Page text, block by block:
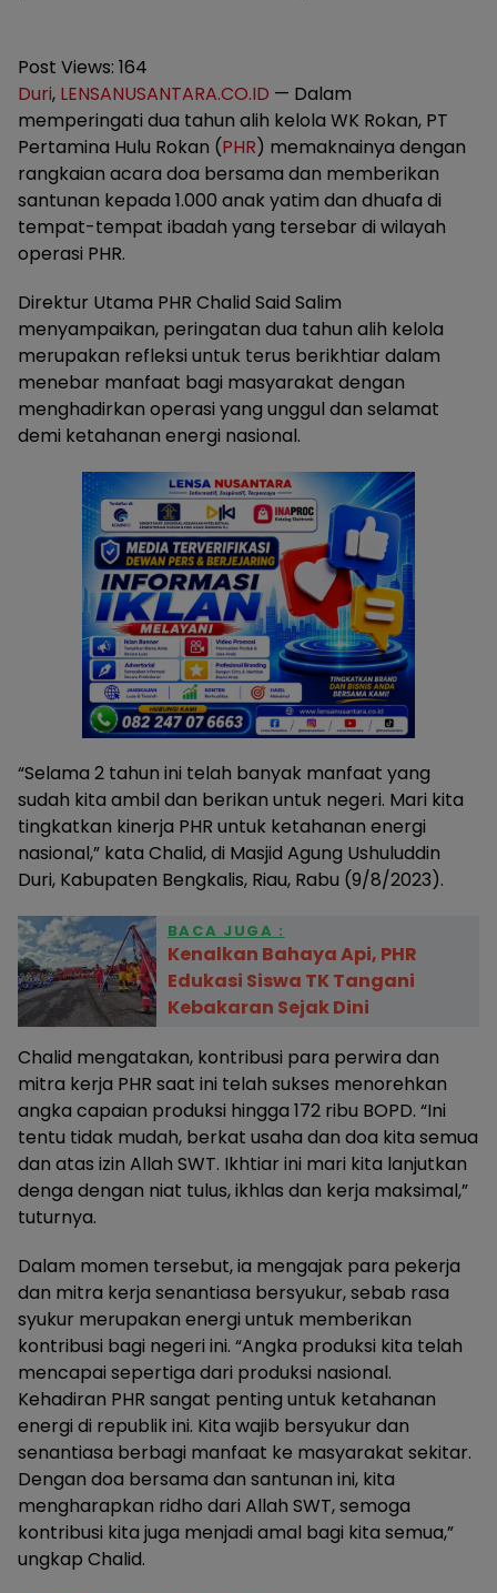
Post Views: 164
Duri, LENSANUSANTARA.CO.ID — Dalam
memperingati dua tahun alih kelola WK Rokan, PT
Pertamina Hulu Rokan (PHR) memaknainya dengan
rangkaian acara doa bersama dan memberikan
santunan kepada 1.000 anak yatim dan dhuafa di
tempat-tempat ibadah yang tersebar di wilayah
operasi PHR.
Direktur Utama PHR Chalid Said Salim
menyampaikan, peringatan dua tahun alih kelola
merupakan refleksi untuk terus berikhtiar dalam
menebar manfaat bagi masyarakat dengan
menghadirkan operasi yang unggul dan selamat
demi ketahanan energi nasional.
“Selama 2 tahun ini telah banyak manfaat yang
sudah kita ambil dan berikan untuk negeri. Mari kita
tingkatkan kinerja PHR untuk ketahanan energi
nasional,” kata Chalid, di Masjid Agung Ushuluddin
Duri, Kabupaten Bengkalis, Riau, Rabu (9/8/2023).
BACA JUGA :
Kenalkan Bahaya Api, PHR
Edukasi Siswa TK Tangani
Kebakaran Sejak Dini
Chalid mengatakan, kontribusi para perwira dan
mitra kerja PHR saat ini telah sukses menorehkan
angka capaian produksi hingga 172 ribu BOPD. “Ini
tentu tidak mudah, berkat usaha dan doa kita semua
dan atas izin Allah SWT. Ikhtiar ini mari kita lanjutkan
denga dengan niat tulus, ikhlas dan kerja maksimal,”
tuturnya.
Dalam momen tersebut, ia mengajak para pekerja
dan mitra kerja senantiasa bersyukur, sebab rasa
syukur merupakan energi untuk memberikan
kontribusi bagi negeri ini. “Angka produksi kita telah
mencapai sepertiga dari produksi nasional.
Kehadiran PHR sangat penting untuk ketahanan
energi di republik ini. Kita wajib bersyukur dan
senantiasa berbagi manfaat ke masyarakat sekitar.
Dengan doa bersama dan santunan ini, kita
mengharapkan ridho dari Allah SWT, semoga
kontribusi kita juga menjadi amal bagi kita semua,”
ungkap Chalid.